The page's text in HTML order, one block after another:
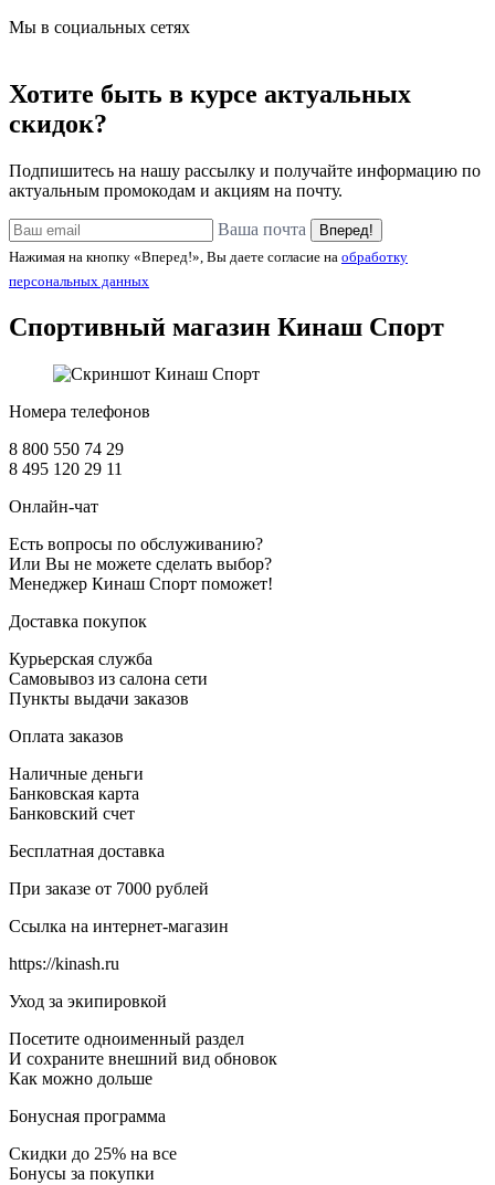
Мы в социальных сетях
Хотите быть в курсе актуальных
скидок?
Подпишитесь на нашу рассылку и получайте информацию по
актуальным промокодам и акциям на почту.
Ваша почта
Вперед!
Нажимая на кнопку «Вперед!», Вы даете согласие на обработку
персональных данных
Спортивный магазин Кинаш Спорт
Номера телефонов
8 800 550 74 29
8 495 120 29 11
Онлайн-чат
Есть вопросы по обслуживанию?
Или Вы не можете сделать выбор?
Менеджер Кинаш Спорт поможет!
Доставка покупок
Курьерская служба
Самовывоз из салона сети
Пункты выдачи заказов
Оплата заказов
Наличные деньги
Банковская карта
Банковский счет
Бесплатная доставка
При заказе от 7000 рублей
Ссылка на интернет-магазин
https://kinash.ru
Уход за экипировкой
Посетите одноименный раздел
И сохраните внешний вид обновок
Как можно дольше
Бонусная программа
Скидки до 25% на все
Бонусы за покупки